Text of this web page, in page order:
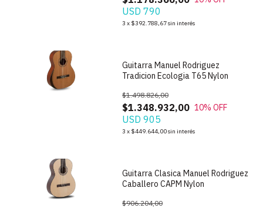
USD 790
3 x $392.788,67sin interés
Guitarra Manuel Rodriguez
Tradicion Ecologia T65 Nylon
$1.348.932,00
$1.498.826,00
10% OFF
USD 905
3 x $449.644,00sin interés
Guitarra Clasica Manuel Rodriguez
Caballero CAPM Nylon
$906.204,00